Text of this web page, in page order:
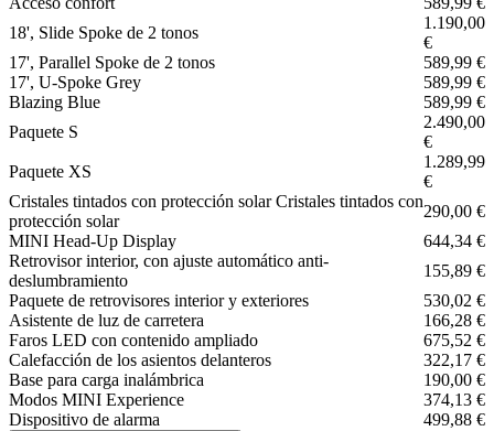
18', Slide Spoke de 2 tonos
1.190,00
€
17', Parallel Spoke de 2 tonos
589,99 €
17', U-Spoke Grey
589,99 €
Blazing Blue
589,99 €
Paquete S
2.490,00
€
Paquete XS
1.289,99
€
Cristales tintados con protección solar Cristales tintados con
protección solar
290,00 €
MINI Head-Up Display
644,34 €
Retrovisor interior, con ajuste automático anti-
deslumbramiento
155,89 €
Paquete de retrovisores interior y exteriores
530,02 €
Asistente de luz de carretera
166,28 €
Faros LED con contenido ampliado
675,52 €
Calefacción de los asientos delanteros
322,17 €
Base para carga inalámbrica
190,00 €
Modos MINI Experience
374,13 €
Dispositivo de alarma
499,88 €